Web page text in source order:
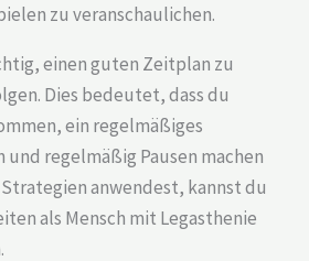
zu veranschaulichen.
einen guten Zeitplan zu
Dies bedeutet, dass du
ein regelmäßiges
regelmäßig Pausen machen
anwendest, kannst du
als Mensch mit Legasthenie